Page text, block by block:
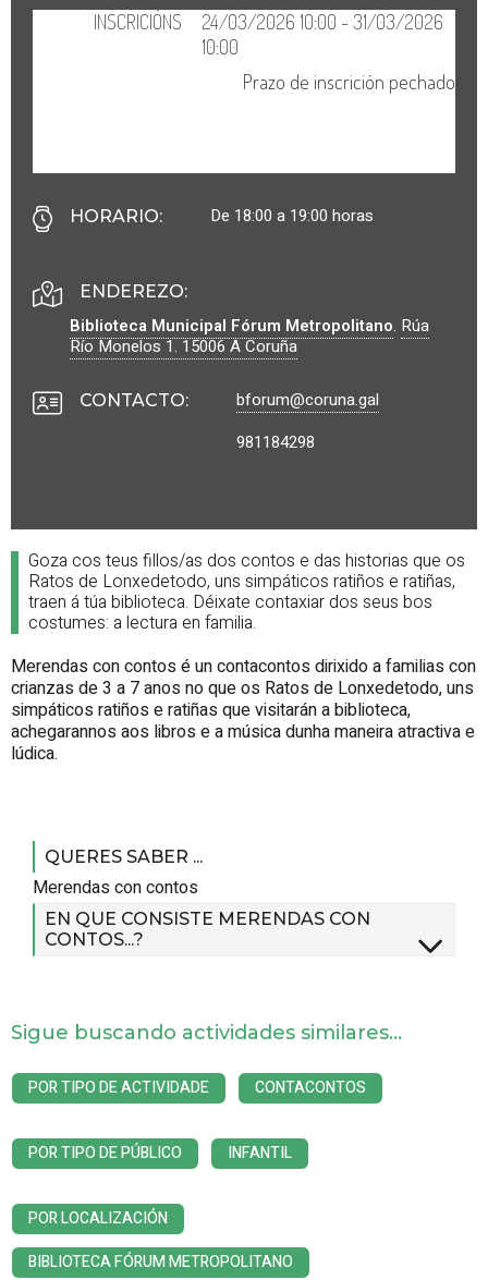
HORARIO: De 18:00 a 19:00 horas
ENDEREZO:
Biblioteca Municipal Fórum Metropolitano. Rúa
Río Monelos 1.15006A Coruña
CONTACTO:
bforum@coruna.gal
981184298
Goza cos teus fillos/as dos contos e das historias que os
Ratos de Lonxedetodo, uns simpáticos ratiños e ratiñas,
traen á túa biblioteca. Déixate contaxiar dos seus bos
costumes: a lectura en familia.
Merendas con contos é un contacontos dirixido a familias con
crianzas de 3 a 7 anos no que os Ratos de Lonxedetodo, uns
simpáticos ratiños e ratiñas que visitarán a biblioteca,
achegarannos aos libros e a música dunha maneira atractiva e
lúdica.
QUERES SABER ...
Merendas con contos
EN QUE CONSISTE MERENDAS CON
CONTOS...?
Sigue buscando actividades similares...
POR TIPO DE ACTIVIDADE CONTACONTOS
POR TIPO DE PÚBLICO INFANTIL
POR LOCALIZACIÓN
BIBLIOTECA FÓRUM METROPOLITANO